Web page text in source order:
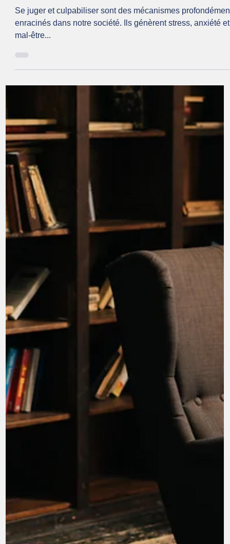
4 avr. 2025 2 min de lecture
Estime de soi : arrêter de se juger et
culpabiliser
Se juger et culpabiliser sont des mécanismes
enracinés dans notre société. Ils génèrent stress, anxiété et
mal-être...